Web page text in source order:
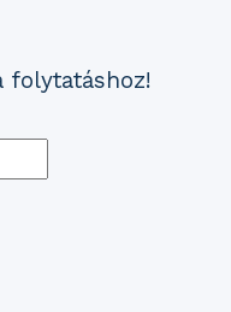
folytatáshoz!